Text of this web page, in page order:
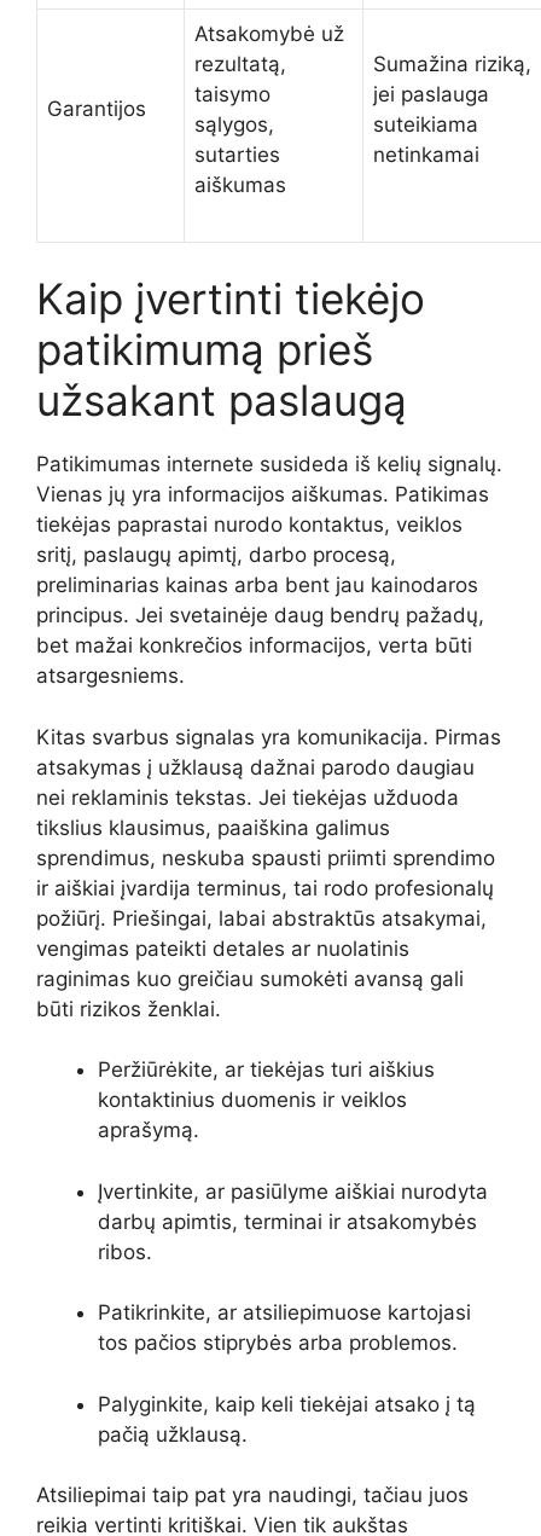
Garantijos
Atsakomybė už
rezultatą,
taisymo
sąlygos,
sutarties
aiškumas
Sumažina riziką,
jei paslauga
suteikiama
netinkamai
Kaip įvertinti tiekėjo
patikimumą prieš
užsakant paslaugą
Patikimumas internete susideda iš kelių signalų.
Vienas jų yra informacijos aiškumas. Patikimas
tiekėjas paprastai nurodo kontaktus, veiklos
sritį, paslaugų apimtį, darbo procesą,
preliminarias kainas arba bent jau kainodaros
principus. Jei svetainėje daug bendrų pažadų,
bet mažai konkrečios informacijos, verta būti
atsargesniems.
Kitas svarbus signalas yra komunikacija. Pirmas
atsakymas į užklausą dažnai parodo daugiau
nei reklaminis tekstas. Jei tiekėjas užduoda
tikslius klausimus, paaiškina galimus
sprendimus, neskuba spausti priimti sprendimo
ir aiškiai įvardija terminus, tai rodo profesionalų
požiūrį. Priešingai, labai abstraktūs atsakymai,
vengimas pateikti detales ar nuolatinis
raginimas kuo greičiau sumokėti avansą gali
būti rizikos ženklai.
Peržiūrėkite, ar tiekėjas turi aiškius
kontaktinius duomenis ir veiklos
aprašymą.
Įvertinkite, ar pasiūlyme aiškiai nurodyta
darbų apimtis, terminai ir atsakomybės
ribos.
Patikrinkite, ar atsiliepimuose kartojasi
tos pačios stiprybės arba problemos.
Palyginkite, kaip keli tiekėjai atsako į tą
pačią užklausą.
Atsiliepimai taip pat yra naudingi, tačiau juos
reikia vertinti kritiškai. Vien tik aukštas